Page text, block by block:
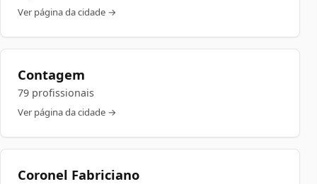
Ver página da cidade →
Contagem
79 profissionais
Ver página da cidade →
Coronel Fabriciano